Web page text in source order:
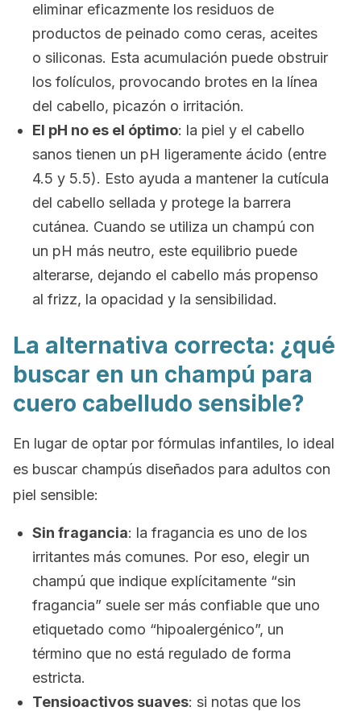
eliminar eficazmente los residuos de
productos de peinado como ceras, aceites
o siliconas. Esta acumulación puede obstruir
los folículos, provocando brotes en la línea
del cabello, picazón o irritación.
El pH no es el óptimo: la piel y el cabello
sanos tienen un pH ligeramente ácido (entre
4.5 y 5.5). Esto ayuda a mantener la cutícula
del cabello sellada y protege la barrera
cutánea. Cuando se utiliza un champú con
un pH más neutro, este equilibrio puede
alterarse, dejando el cabello más propenso
al frizz, la opacidad y la sensibilidad.
La alternativa correcta: ¿qué
buscar en un champú para
cuero cabelludo sensible?
En lugar de optar por fórmulas infantiles, lo ideal
es buscar champús diseñados para adultos con
piel sensible:
Sin fragancia: la fragancia es uno de los
irritantes más comunes. Por eso, elegir un
champú que indique explícitamente “sin
fragancia” suele ser más confiable que uno
etiquetado como “hipoalergénico”, un
término que no está regulado de forma
estricta.
Tensioactivos suaves: si notas que los